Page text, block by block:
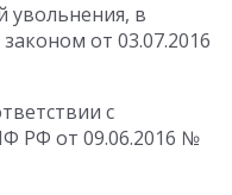
увольнения, в
от 03.07.2016
с
РФ от 09.06.2016 №